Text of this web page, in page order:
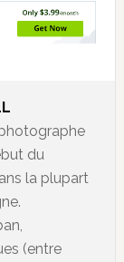
du
la plupart
(entre